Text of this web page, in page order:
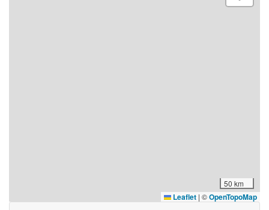
50 km
Leaflet | ©OpenTopoMap